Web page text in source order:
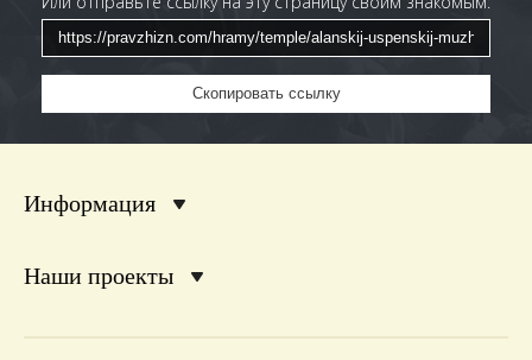
Скопировать ссылку
Информация
Наши проекты